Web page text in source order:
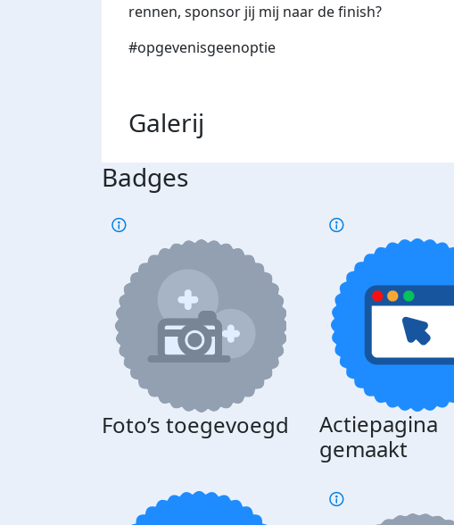
rennen, sponsor jij mij naar de finish?
#opgevenisgeenoptie
Galerij
Badges
Foto’s toegevoegd
Actiepagina
gemaakt